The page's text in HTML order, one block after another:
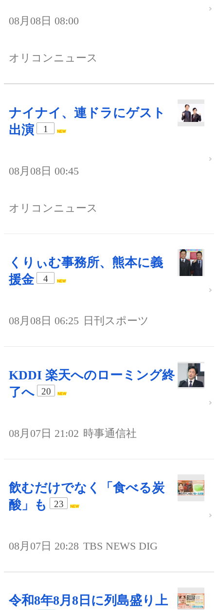
08月08日 08:00
オリコンニュース
ナイナイ、連ドラにゲスト
出演
1
08月08日 00:45
オリコンニュース
くりぃむ事務所、熊本に義
援金
4
08月08日 06:25 日刊スポーツ
KDDI 楽天へのローミング終
了へ
20
08月07日 21:02 時事通信社
飲むだけでなく「食べる炭
酸」も
23
08月07日 20:28 TBS NEWS DIG
令和8年8月8日に列島盛り上